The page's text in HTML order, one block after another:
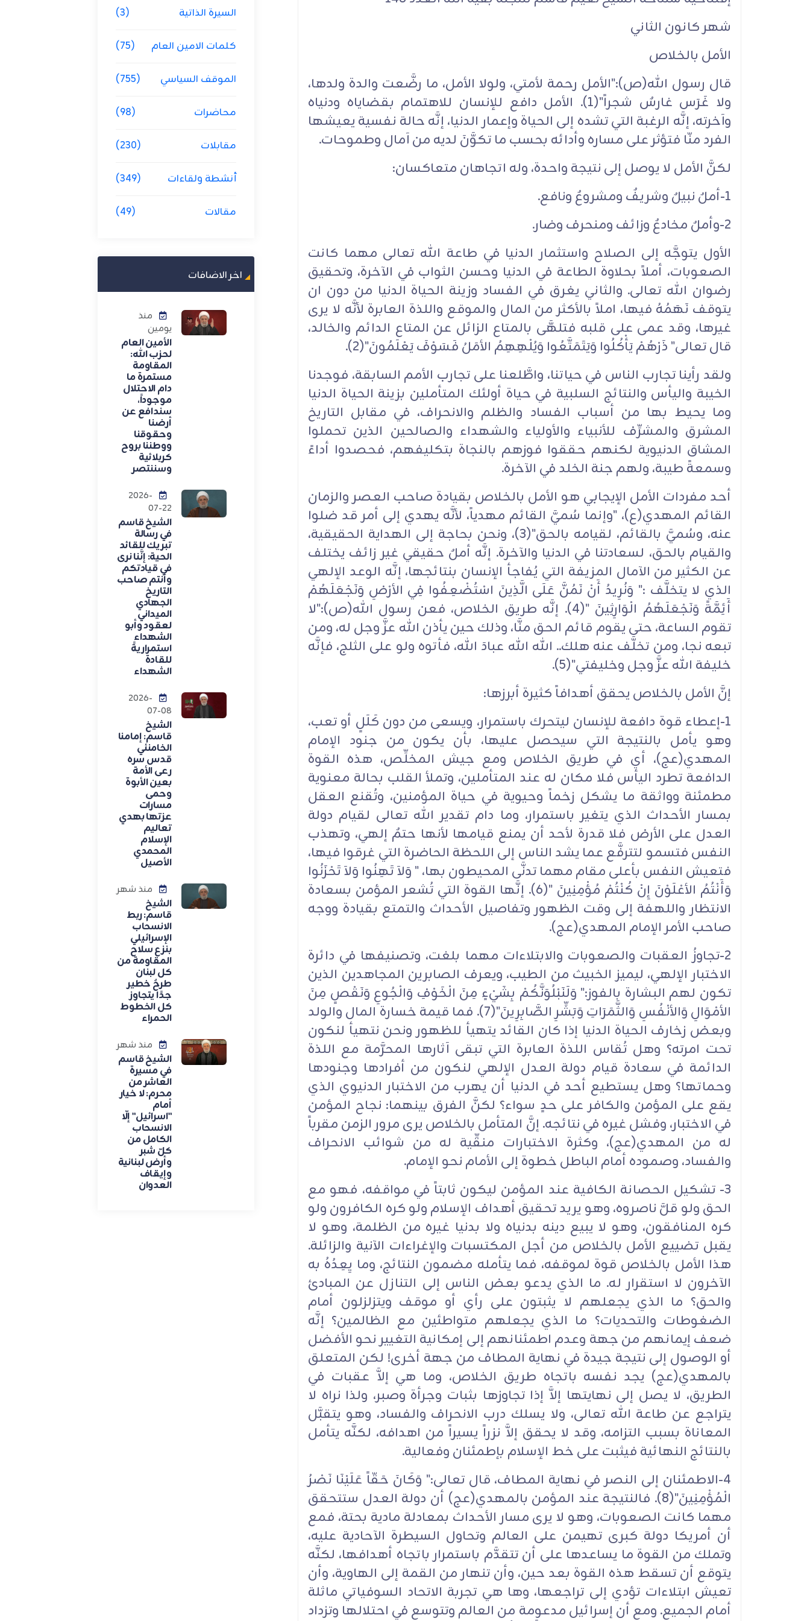
شهر كانون الثاني‏
الأمل بالخلاص‏
قال رسول الله(ص):"الأمل رحمة لأمتي، ولولا الأمل، ما رضَّعت والدة ولدها،
ولا غَرَس غارسٌ شجراً"(1). الأمل دافع للإنسان للاهتمام بقضاياه ودنياه
وآخرته، إنَّه الرغبة التي تشده إلى الحياة وإعمار الدنيا، إنَّه حالة نفسية يعيشها
الفرد منّا فتؤثر على مساره وأدائه بحسب ما تكوَّنَ لديه من آمال وطموحات.‏
لكنَّ الأمل لا يوصل إلى نتيجة واحدة، وله اتجاهان متعاكسان:‏
1-أملٌ نبيلٌ وشريفٌ ومشروعٌ ونافع.‏
2-وأملٌ مخادعٌ وزائف ومنحرف وضار.‏
الأول يتوجَّه إلى الصلاح واستثمار الدنيا في طاعة الله تعالى مهما كانت
الصعوبات، أملاً بحلاوة الطاعة في الدنيا وحسن الثواب في الآخرة، وتحقيق
رضوان الله تعالى. والثاني يغرق في الفساد وزينة الحياة الدنيا من دون ان
يتوقف نَهَمُهُ فيها، املاً بالأكثر من المال والموقع واللذة العابرة لأنَّه لا يرى
غيرها، وقد عمى على قلبه فتلهَّى بالمتاع الزائل عن المتاع الدائم والخالد،
قال تعالى" ذَرْهُمْ يَأْكُلُوا وَيَتَمَتَّعُوا وَيُلْهِهِمُ الأمَلُ فَسَوْفَ يَعْلَمُونَ"(2).‏
ولقد رأينا تجارب الناس في حياتنا، واطَّلعنا على تجارب الأمم السابقة، فوجدنا
الخيبة واليأس والنتائج السلبية في حياة أولئك المتأملين بزينة الحياة الدنيا
وما يحيط بها من أسباب الفساد والظلم والانحراف، في مقابل التاريخ
المشرق والمشرِّف للأنبياء والأولياء والشهداء والصالحين الذين تحملوا
المشاق الدنيوية لكنهم حققوا فوزهم بالنجاة بتكليفهم، فحصدوا أداءً
وسمعةً طيبة، ولهم جنة الخلد في الآخرة.‏
أحد مفردات الأمل الإيجابي هو الأمل بالخلاص بقيادة صاحب العصر والزمان
القائم المهدي(ع)، "وإنما سُميَّ القائم مهدياً، لأنَّه يهدي إلى أمر قد ضلوا
عنه، وسُميَّ بالقائم، لقيامه بالحق"(3)، ونحن بحاجة إلى الهداية الحقيقية،
والقيام بالحق، لسعادتنا في الدنيا والآخرة. إنَّه أملٌ حقيقي غير زائف يختلف
عن الكثير من الآمال المزيفة التي يُفاجأ الإنسان بنتائجها، إنَّه الوعد الإلهي
الذي لا يتخلَّف :" وَنُرِيدُ أَنْ نَمُنَّ عَلَى الَّذِينَ اسْتُضْعِفُوا فِي الأرْضِ وَنَجْعَلَهُمْ
أَئِمَّةً وَنَجْعَلَهُمُ الْوَارِثِينَ "(4). إنَّه طريق الخلاص، فعن رسول الله(ص):"لا
تقوم الساعة، حتى يقوم قائم الحق منَّا، وذلك حين يأذن الله عزَّ وجل له، ومن
تبعه نجا، ومن تخلَّف عنه هلك.. الله الله عبادَ الله، فأتوه ولو على الثلج، فإنَّه
خليفة الله عزَّ وجل وخليفتي"(5).‏
إنَّ الأمل بالخلاص يحقق أهدافاً كثيرة أبرزها:‏
1-إعطاء قوة دافعة للإنسان ليتحرك باستمرار، ويسعى من دون كَلَلٍ أو تعب،
وهو يأمل بالنتيجة التي سيحصل عليها، بأن يكون من جنود الإمام
المهدي(عج)، أي في طريق الخلاص ومع جيش المخلِّص، هذه القوة
الدافعة تطرد اليأس فلا مكان له عند المتأملين، وتملأ القلب بحالة معنوية
مطمئنة وواثقة ما يشكل زخماً وحيوية في حياة المؤمنين، وتُقنع العقل
بمسار الأحداث الذي يتغير باستمرار، وما دام تقدير الله تعالى لقيام دولة
العدل على الأرض فلا قدرة لأحد أن يمنع قيامها لأنها حتمٌ إلهي، وتهذب
النفس فتسمو لتترفَّع عما يشد الناس إلى اللحظة الحاضرة التي غرقوا فيها،
فتعيش النفس بأعلى مقام مهما تدنَّى المحيطون بها، " وَلاَ تَهِنُوا وَلاَ تَحْزَنُوا
وَأَنْتُمُ الأعْلَوْنَ إِنْ كُنْتُمْ مُؤْمِنِينَ "(6). إنَّها القوة التي تُشعر المؤمن بسعادة
الانتظار واللهفة إلى وقت الظهور وتفاصيل الأحداث والتمتع بقيادة ووجه
صاحب الأمر الإمام المهدي(عج).‏
2-تجاوزُ العقبات والصعوبات والابتلاءات مهما بلغت، وتصنيفها في دائرة
الاختبار الإلهي، ليميز الخبيث من الطيب، ويعرف الصابرين المجاهدين الذين
تكون لهم البشارة بالفوز:" وَلَنَبْلُوَنَّكُمْ بِشَيْءٍ مِنَ الْخَوْفِ وَالْجُوعِ وَنَقْصٍ مِنَ
الأمْوَالِ وَالأنْفُسِ وَالثَّمَرَاتِ وَبَشِّرِ الصَّابِرِينَ"(7). فما قيمة خسارة المال والولد
وبعض زخارف الحياة الدنيا إذا كان القائد يتهيأ للظهور ونحن نتهيأ لنكون
تحت امرته؟ وهل تُقاس اللذة العابرة التي تبقى آثارها المحرَّمة مع اللذة
الدائمة في سعادة قيام دولة العدل الإلهي لنكون من أفرادها وجنودها
وحماتها؟ وهل يستطيع أحد في الدنيا أن يهرب من الاختبار الدنيوي الذي
يقع على المؤمن والكافر على حدٍ سواء؟ لكنَّ الفرق بينهما: نجاح المؤمن
في الاختبار، وفشل غيره في نتائجه. إنَّ المتأمل بالخلاص يرى مرور الزمن مقرباً
له من المهدي(عج)، وكثرة الاختبارات منقِّية له من شوائب الانحراف
والفساد، وصموده أمام الباطل خطوة إلى الأمام نحو الإمام.‏
3- تشكيل الحصانة الكافية عند المؤمن ليكون ثابتاً في مواقفه، فهو مع
الحق ولو قلَّ ناصروه، وهو يريد تحقيق أهداف الإسلام ولو كره الكافرون ولو
كره المنافقون، وهو لا يبيع دينه بدنياه ولا بدنيا غيره من الظلمة، وهو لا
يقبل تضييع الأمل بالخلاص من أجل المكتسبات والإغراءات الآنية والزائلة.
هذا الأمل بالخلاص قوة لموقفه، فما يتأمله مضمون النتائج، وما يِعِدُهُ به
الآخرون لا استقرار له. ما الذي يدعو بعض الناس إلى التنازل عن المبادئ
والحق؟ ما الذي يجعلهم لا يثبتون على رأي أو موقف ويتزلزلون أمام
الضغوطات والتحديات؟ ما الذي يجعلهم متواطئين مع الظالمين؟ إنَّه
ضعف إيمانهم من جهة وعدم اطمئنانهم إلى إمكانية التغيير نحو الأفضل
أو الوصول إلى نتيجة جيدة في نهاية المطاف من جهة أخرى! لكن المتعلق
بالمهدي(عج) يجد نفسه باتجاه طريق الخلاص، وما هي إلاَّ عقبات في
الطريق، لا يصل إلى نهايتها إلاَّ إذا تجاوزها بثبات وجرأة وصبر، ولذا نراه لا
يتراجع عن طاعة الله تعالى، ولا يسلك درب الانحراف والفساد، وهو يتقبَّل
المعاناة بسبب التزامه، وقد لا يحقق إلاَّ نزراً يسيراً من اهدافه، لكنَّه يتأمل
بالنتائج النهائية فيثبت على خط الإسلام بإطمئنان وفعالية.‏
4-الاطمئنان إلى النصر في نهاية المطاف، قال تعالى:" وَكَانَ حَقّاً عَلَيْنَا نَصْرُ
الْمُؤْمِنِينَ"(8). فالنتيجة عند المؤمن بالمهدي(عج) أن دولة العدل ستتحقق
مهما كانت الصعوبات، وهو لا يرى مسار الأحداث بمعادلة مادية بحتة، فمع
أن أمريكا دولة كبرى تهيمن على العالم وتحاول السيطرة الآحادية عليه،
وتملك من القوة ما يساعدها على أن تتقدَّم باستمرار باتجاه أهدافها، لكنَّه
يتوقع أن تسقط هذه القوة بعد حين، وأن تنهار من القمة إلى الهاوية، وأن
تعيش ابتلاءات تؤدي إلى تراجعها، وها هي تجربة الاتحاد السوفياتي ماثلة
أمام الجميع. ومع أن إسرائيل مدعومة من العالم وتتوسع في احتلالها وتزداد
السيرة الذاتية (3)
كلمات الامين العام (75)
الموقف السياسي (755)
محاضرات (98)
مقابلات (230)
أنشطة ولقاءات (349)
مقالات (49)
اخر الاضافات
منذ
يومين
الأمين العام
لحزب الله:
المقاومة
مستمرة ما
دام الاحتلال
موجوداً،
سندافع عن
أرضنا
وحقوقنا
ووطننا بروح
كربلائية
وسننتصر
2026-
07-22
الشيخ قاسم
في رسالة
تبريك للقائد
الحية: إنَّنا نرى
في قيادتكم
وأنتم صاحب
التاريخ
الجهادي
الميداني
لعقود وأبو
الشهداء
استمراريةً
للقادة
الشهداء
2026-
07-08
الشيخ
قاسم: إمامنا
الخامنئي
قدس سره
رعى الأمة
بعين الأبوة
وحمى
مسارات
عزتها بهدي
تعاليم
الإسلام
المحمدي
الأصيل
منذ شهر
الشيخ
قاسم: ربط
الانسحاب
الإسرائيلي
بنزع سلاح
المقاومة من
كل لبنان
طرحٌ خطير
جدًا يتجاوز
كل الخطوط
الحمراء
منذ شهر
الشيخ قاسم
في مسيرة
العاشر من
محرم: لا خيار
أمام
"اسرائيل" إلّا
الانسحاب
الكامل من
كلّ شبر
وأرض لبنانية
وإيقاف
العدوان